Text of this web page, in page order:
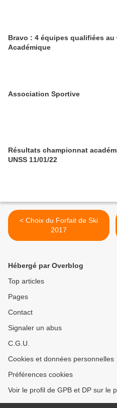
Bravo : 4 équipes qualifiées au
Académique
Association Sportive
Résultats championnat
UNSS 11/01/22
< Choix du Forfait de Ski
2017
Hébergé par Overblog
Top articles
Pages
Contact
Signaler un abus
C.G.U.
Cookies et données personnelles
Préférences cookies
Voir le profil de GPB et DP sur le